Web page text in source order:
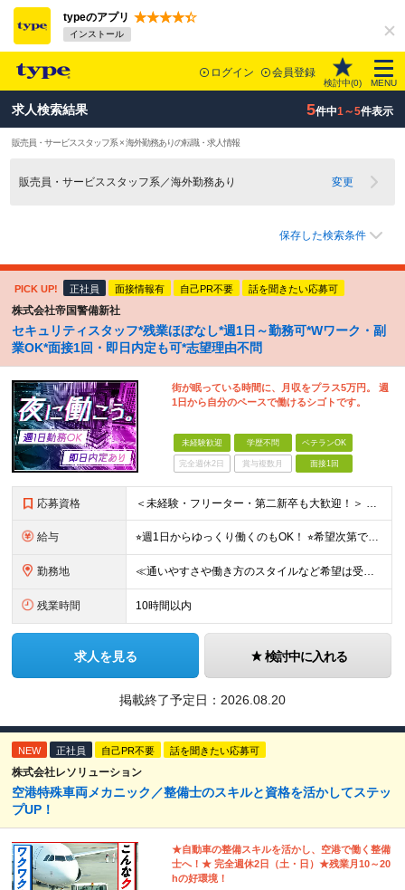
typeのアプリ
インストール
ログイン 会員登録
検討中(0) MENU
求人検索結果 5件中1～5件表示
販売員・サービススタッフ系 × 海外勤務ありの転職・求人情報
販売員・サービススタッフ系／海外勤務あり 変更
保存した検索条件
PICK UP! 正社員 面接情報有 自己PR不要 話を聞きたい応募可
株式会社帝国警備新社
セキュリティスタッフ*残業ほぼなし*週1日～勤務可*Wワーク・副
業OK*面接1回・即日内定も可*志望理由不問
街が眠っている時間に、月収をプラス5万円。 週
1日から自分のペースで働けるシゴトです。
未経験歓迎 学歴不問 ベテランOK
完全週休2日 賞与複数月 面接1回
応募資格 ＜未経験・フリーター・第二新卒も大歓迎！＞ ※学歴不問 ★堅苦しい志望動機は必要なし！ ★コミュ力に自信がなくてもOK！ ★特別な資格や専門知識は必要ありません！ 【こんな想いをお持ちの方はぜひ
給与 ⭐︎週1日からゆっくり働くのもOK！ ⭐︎希望次第で収入UPも可能！ 当務（当直）／日給21,450円～24,700円 長夜勤／日給13,650円～15,275円 ※支給方法※ 15日締め、25日
勤務地 ≪通いやすさや働き方のスタイルなど希望は受け入れます！》 ★転居を伴う転勤なし ★直行直帰が基本 ★駅チカ・オープニング案件も多数 ・希望に応じて東京都内近郊、ほか神奈川・千葉・埼玉も含め、配属先を
残業時間 10時間以内
求人を見る 検討中に入れる
掲載終了予定日： 2026.08.20
NEW 正社員 自己PR不要 話を聞きたい応募可
株式会社レソリューション
空港特殊車両メカニック／整備士のスキルと資格を活かしてステッ
プUP！
★自動車の整備スキルを活かし、空港で働く整備
士へ！★ 完全週休2日（土・日）★残業月10～20
hの好環境！